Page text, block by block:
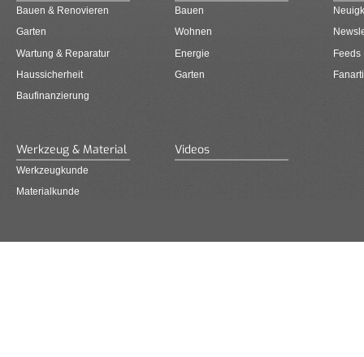
Bauen & Renovieren
Garten
Wartung & Reparatur
Haussicherheit
Baufinanzierung
Bauen
Wohnen
Energie
Garten
Feeds
Werkzeug & Material
Werkzeugkunde
Materialkunde
Videos